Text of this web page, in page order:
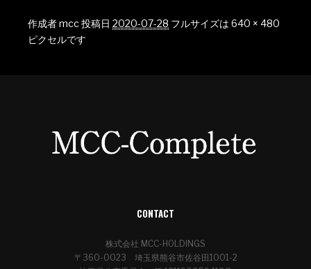
作成者mcc投稿日 2020-07-28 フルサイズは 640 × 480
ピクセルです
CONTACT
株式会社 MCC-HOLDINGS
〒360-0023 埼玉県熊谷市佐谷田1001-2